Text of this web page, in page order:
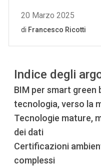
Indice degli
BIM per smart green
tecnologia, verso la
Tecnologie mature,
dei dati
Certificazioni
complessi